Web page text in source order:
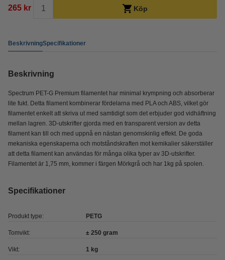
265 kr Köp
BeskrivningSpecifikationer
Beskrivning
Spectrum PET-G Premium filamentet har minimal krympning och absorberar
lite fukt. Detta filament kombinerar fördelarna med PLA och ABS, vilket gör
filamentet enkelt att skriva ut med samtidigt som det erbjuder god vidhäftning
mellan lagren. 3D-utskrifter gjorda med en transparent version av detta
filament kan till och med uppnå en nästan genomskinlig effekt. De goda
mekaniska egenskaperna och motståndskraften mot kemikalier säkerställer
att detta filament kan användas för många olika typer av 3D-utskrifter.
Filamentet är 1,75 mm, kommer i färgen Mörkgrå och har 1kg på spolen.
Specifikationer
Produkt type: PETG
Tomvikt: ± 250 gram
Vikt: 1 kg